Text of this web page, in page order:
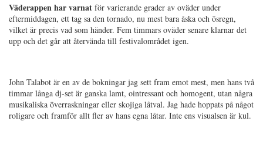
Väderappen har varnat för varierande grader av oväder under
eftermiddagen, ett tag sa den tornado, nu mest bara åska och ösregn,
vilket är precis vad som händer. Fem timmars oväder senare klarnar det
upp och det går att återvända till festivalområdet igen.
John Talabot är en av de bokningar jag sett fram emot mest, men hans två
timmar långa dj-set är ganska lamt, ointressant och homogent, utan några
musikaliska överraskningar eller skojiga låtval. Jag hade hoppats på något
roligare och framför allt fler av hans egna låtar. Inte ens visualsen är kul.